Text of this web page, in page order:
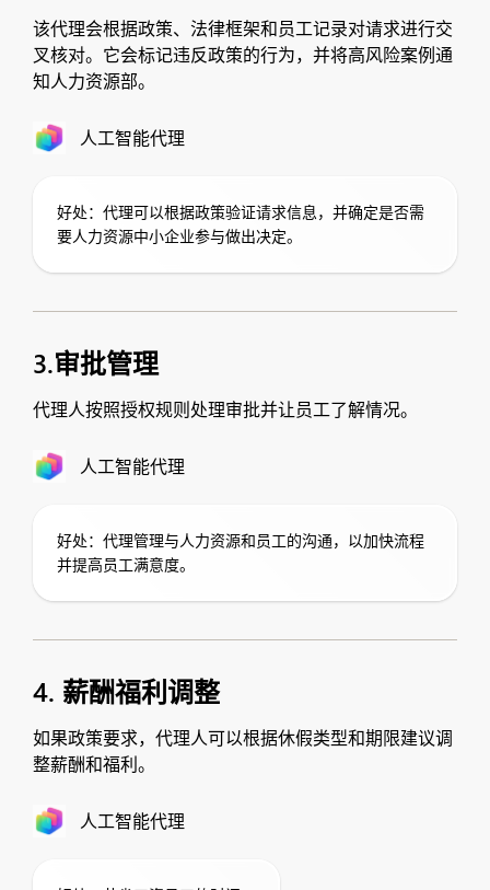
该代理会根据政策、法律框架和员工记录对请求进行交
叉核对。它会标记违反政策的行为，并将高风险案例通
知人力资源部。
人工智能代理
好处：代理可以根据政策验证请求信息，并确定是否需
要人力资源中小企业参与做出决定。
3.审批管理
代理人按照授权规则处理审批并让员工了解情况。
人工智能代理
好处：代理管理与人力资源和员工的沟通，以加快流程
并提高员工满意度。
4. 薪酬福利调整
如果政策要求，代理人可以根据休假类型和期限建议调
整薪酬和福利。
人工智能代理